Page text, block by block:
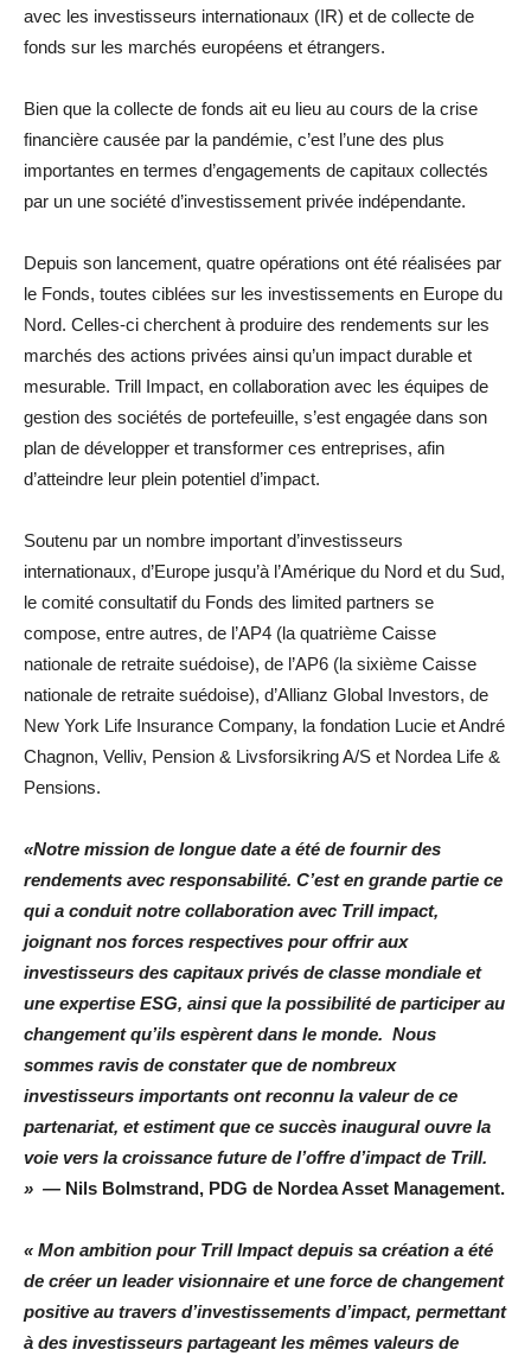
avec les investisseurs internationaux (IR) et de collecte de
fonds sur les marchés européens et étrangers.
Bien que la collecte de fonds ait eu lieu au cours de la crise
financière causée par la pandémie, c’est l’une des plus
importantes en termes d’engagements de capitaux collectés
par un une société d’investissement privée indépendante.
Depuis son lancement, quatre opérations ont été réalisées par
le Fonds, toutes ciblées sur les investissements en Europe du
Nord. Celles-ci cherchent à produire des rendements sur les
marchés des actions privées ainsi qu’un impact durable et
mesurable. Trill Impact, en collaboration avec les équipes de
gestion des sociétés de portefeuille, s’est engagée dans son
plan de développer et transformer ces entreprises, afin
d’atteindre leur plein potentiel d’impact.
Soutenu par un nombre important d’investisseurs
internationaux, d’Europe jusqu’à l’Amérique du Nord et du Sud,
le comité consultatif du Fonds des limited partners se
compose, entre autres, de l’AP4 (la quatrième Caisse
nationale de retraite suédoise), de l’AP6 (la sixième Caisse
nationale de retraite suédoise), d’Allianz Global Investors, de
New York Life Insurance Company, la fondation Lucie et André
Chagnon, Velliv, Pension & Livsforsikring A/S et Nordea Life &
Pensions.
«Notre mission de longue date a été de fournir des
rendements avec responsabilité. C’est en grande partie ce
qui a conduit notre collaboration avec Trill impact,
joignant nos forces respectives pour offrir aux
investisseurs des capitaux privés de classe mondiale et
une expertise ESG, ainsi que la possibilité de participer au
changement qu’ils espèrent dans le monde. Nous
sommes ravis de constater que de nombreux
investisseurs importants ont reconnu la valeur de ce
partenariat, et estiment que ce succès inaugural ouvre la
voie vers la croissance future de l’offre d’impact de Trill.
» — Nils Bolmstrand, PDG de Nordea Asset Management.
« Mon ambition pour Trill Impact depuis sa création a été
de créer un leader visionnaire et une force de changement
positive au travers d’investissements d’impact, permettant
à des investisseurs partageant les mêmes valeurs de